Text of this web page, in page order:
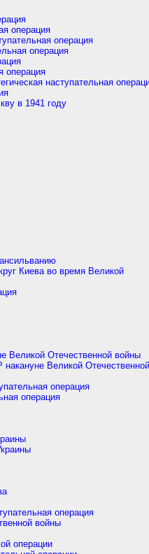
операция
операция
операция
операция
наступательная
в 1941 году
Киева во время Великой
Великой Отечественной войны
Великой
операция
операция
операция
войны
операции